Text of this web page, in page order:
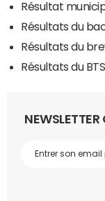
Résultat
Résultats du
Résultats du
Résultats du